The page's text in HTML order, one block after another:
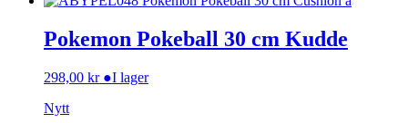
Pokemon Pokeball 30 cm Kudde
298,00 kr ●I lager
Nytt